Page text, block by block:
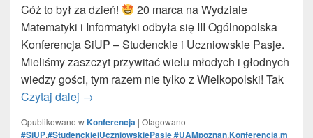
Cóż to był za dzień!
20 marca na Wydziale
Matematyki i Informatyki odbyła się III Ogólnopolska
Konferencja SiUP – Studenckie i Uczniowskie Pasje.
Mieliśmy zaszczyt przywitać wielu młodych i głodnych
wiedzy gości, tym razem nie tylko z Wielkopolski! Tak
Czytaj dalej Ogólnopolska Konferencja SiUP –
→
Opublikowano wKonferencja | Otagowano
#SiUP,#StudenckieiUczniowskiePasje,#UAMpoznan,Konferencja,m